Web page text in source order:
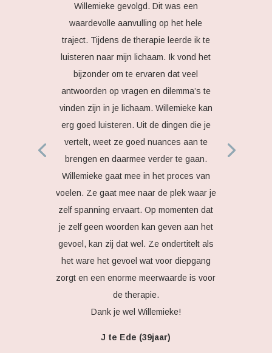
Willemieke gevolgd. Dit was een
waardevolle aanvulling op het hele
traject. Tijdens de therapie leerde ik te
luisteren naar mijn lichaam. Ik vond het
bijzonder om te ervaren dat veel
antwoorden op vragen en dilemma’s te
vinden zijn in je lichaam. Willemieke kan
erg goed luisteren. Uit de dingen die je
vertelt, weet ze goed nuances aan te
brengen en daarmee verder te gaan.
Willemieke gaat mee in het proces van
voelen. Ze gaat mee naar de plek waar je
zelf spanning ervaart. Op momenten dat
je zelf geen woorden kan geven aan het
gevoel, kan zij dat wel. Ze ondertitelt als
het ware het gevoel wat voor diepgang
zorgt en een enorme meerwaarde is voor
de therapie.
Dank je wel Willemieke!
J te Ede (39jaar)